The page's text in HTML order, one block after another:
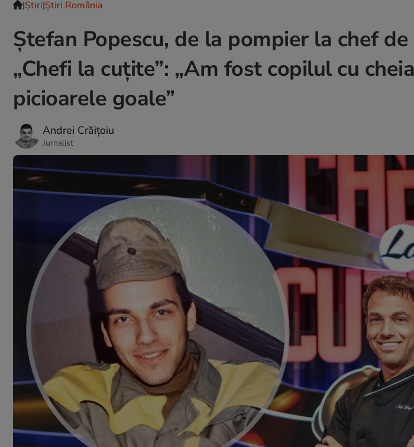
|Ştiri|Știri România
Ștefan Popescu, de la pompier la chef
„Chefi la cuțite”: „Am fost copilul cu
picioarele goale”
Andrei Crăițoiu
Jurnalist